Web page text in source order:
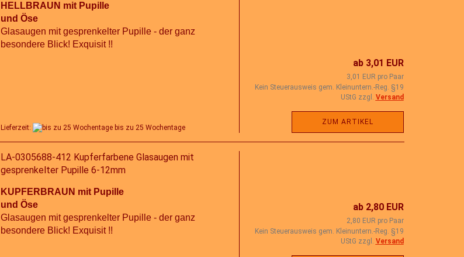
HELLBRAUN mit Pupille
und Öse
Glasaugen mit gesprenkelter Pupille - der ganz
besondere Blick! Exquisit !!
Lieferzeit: bis zu 25 Wochentage
ab 3,01 EUR
3,01 EUR pro Paar
Kein Steuerausweis gem. Kleinuntern.-Reg. §19
UStG zzgl. Versand
ZUM ARTIKEL
LA-0305688-412 Kupferfarbene Glasaugen mit
gesprenkelter Pupille 6-12mm
KUPFERBRAUN mit Pupille
und Öse
Glasaugen mit gesprenkelter Pupille - der ganz
besondere Blick! Exquisit !!
ab 2,80 EUR
2,80 EUR pro Paar
Kein Steuerausweis gem. Kleinuntern.-Reg. §19
UStG zzgl. Versand